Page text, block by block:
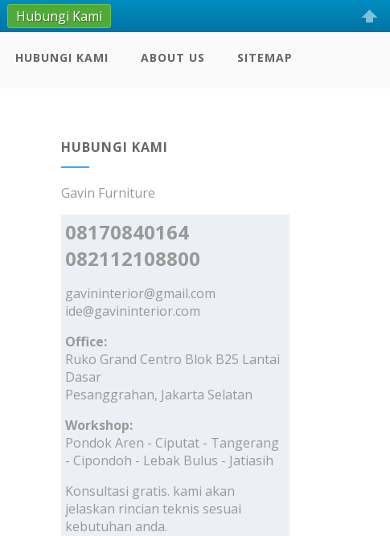
HUBUNGI KAMI ABOUT US SITEMAP
HUBUNGI KAMI
Gavin Furniture
08170840164
082112108800
gavininterior@gmail.com
ide@gavininterior.com
Office:
Ruko Grand Centro Blok B25 Lantai
Dasar
Pesanggrahan, Jakarta Selatan
Workshop:
Pondok Aren - Ciputat - Tangerang
- Cipondoh - Lebak Bulus - Jatiasih
Konsultasi gratis. kami akan
jelaskan rincian teknis sesuai
kebutuhan anda.
Hubungi Kami